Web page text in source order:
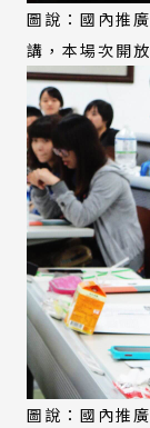
圖說：國內推
講，本場次開
圖說：國內推